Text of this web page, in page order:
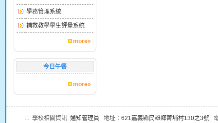
學務管理系統
補救教學學生評量系統
more»
今日午餐
more»
::: 學校相關資訊: 通知管理員 地址： 621嘉義縣民雄鄉菁埔村130之3號